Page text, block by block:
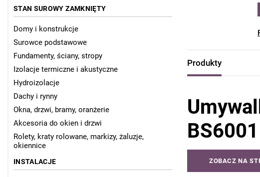
STAN SUROWY ZAMKNIĘTY
Domy i konstrukcje
Surowce podstawowe
Fundamenty, ściany, stropy
Izolacje termiczne i akustyczne
Hydroizolacje
Dachy i rynny
Okna, drzwi, bramy, oranżerie
Akcesoria do okien i drzwi
Rolety, kraty rolowane, markizy, żaluzje,
okiennice
INSTALACJE
Produkty
BS6001
ZOBACZ NA